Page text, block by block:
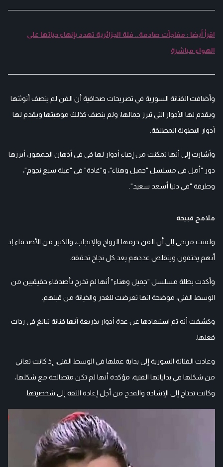
اقرأ أيضا : مفاجآت صادمة.. فلة الجزائرية تهدد بإنهاء حياتها على
الهواء مباشرة
وأضافت الفنانة السورية في تصريحات صحافية أن الفن لم ينصف أنوثتها
ويقدم لها الأدوار التي تبرز جمالها، ولم ينصف كذلك موهبتها ويقدم لها
أدوار البطولة المطلقة.
وأشارت إلى أنها تمكنت من إحياء أدوار لها في في أذهان الجمهور، أبرزها
دور "أمل في مسلسل "جميل وهناء"، و"غادة" في "عيلة سبع نجوم"،
وطرفة "في دنيا أسعد سعيد".
ملامح قبيحة
ولفتت مرتجى إلى أن الفن حرمها الزواج والإنجاب، والكثير من الأصدقاء إذ
أنهم يختفون ويتقلص عددهم بعد كل نجاح تحققه.
وأكدت بطلة مسلسل "جميل وهناء" أنها لم تخرج بأصدقاء حقيقيين من
الوسط الفني، موضحة انها تعرضت للغدر والخيانة من قبلهم.
وكشفت أنه تم استبعادها عن عدة أدوار بذريعة أنها فنانة تبالغ في ردات
فعلها.
وعادت الفنانة السورية إلى بداية عملها في الوسط الفني، إذ كانت تعاني
من شكلها في بداياتها الفنية، مؤكدة أنها لم تكن متصالحة مع شكلها،
وكانت تحتاج إلى الإشادة والمدح من أجل إعادة الثقة إلى شخصيتها.